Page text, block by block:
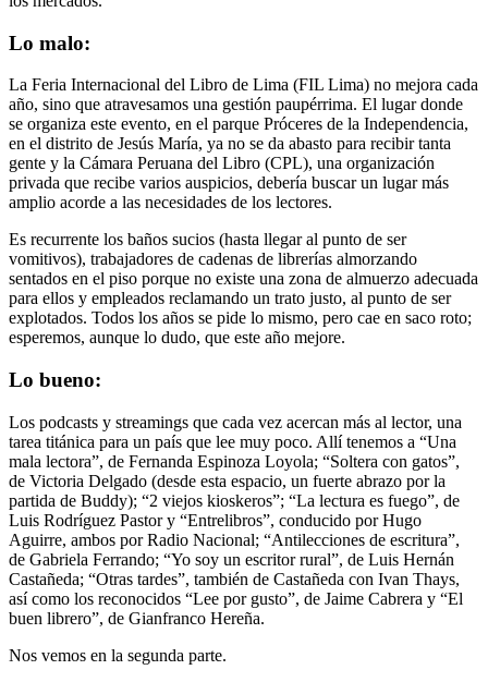
Lo malo:
La Feria Internacional del Libro de Lima (FIL Lima) no mejora cada
año, sino que atravesamos una gestión paupérrima. El lugar donde
se organiza este evento, en el parque Próceres de la Independencia,
en el distrito de Jesús María, ya no se da abasto para recibir tanta
gente y la Cámara Peruana del Libro (CPL), una organización
privada que recibe varios auspicios, debería buscar un lugar más
amplio acorde a las necesidades de los lectores.
Es recurrente los baños sucios (hasta llegar al punto de ser
vomitivos), trabajadores de cadenas de librerías almorzando
sentados en el piso porque no existe una zona de almuerzo adecuada
para ellos y empleados reclamando un trato justo, al punto de ser
explotados. Todos los años se pide lo mismo, pero cae en saco roto;
esperemos, aunque lo dudo, que este año mejore.
Lo bueno:
Los podcasts y streamings que cada vez acercan más al lector, una
tarea titánica para un país que lee muy poco. Allí tenemos a “Una
mala lectora”, de Fernanda Espinoza Loyola; “Soltera con gatos”,
de Victoria Delgado (desde esta espacio, un fuerte abrazo por la
partida de Buddy); “2 viejos kioskeros”; “La lectura es fuego”, de
Luis Rodríguez Pastor y “Entrelibros”, conducido por Hugo
Aguirre, ambos por Radio Nacional; “Antilecciones de escritura”,
de Gabriela Ferrando; “Yo soy un escritor rural”, de Luis Hernán
Castañeda; “Otras tardes”, también de Castañeda con Ivan Thays,
así como los reconocidos “Lee por gusto”, de Jaime Cabrera y “El
buen librero”, de Gianfranco Hereña.
Nos vemos en la segunda parte.